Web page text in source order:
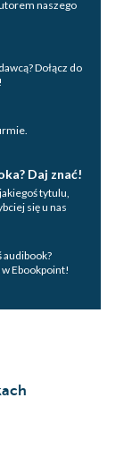
naszego
Dołącz do
Daj znać!
tytulu,
się u nas
audibook?
w Ebookpoint!